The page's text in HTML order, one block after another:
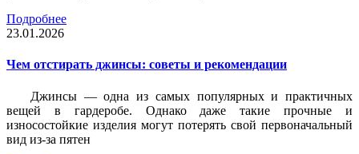
Подробнее
23.01.2026
Чем отстирать джинсы: советы и рекомендации
Джинсы — одна из самых популярных и практичных
вещей в гардеробе. Однако даже такие прочные и
износостойкие изделия могут потерять свой первоначальный
вид из-за пятен